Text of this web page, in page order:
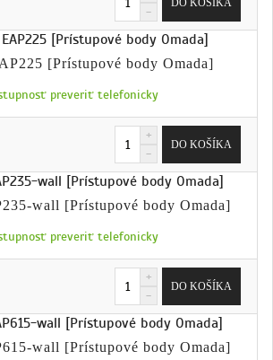
[Prístupové body Omada]
preveriť telefonicky
wall [Prístupové body Omada]
preveriť telefonicky
wall [Prístupové body Omada]